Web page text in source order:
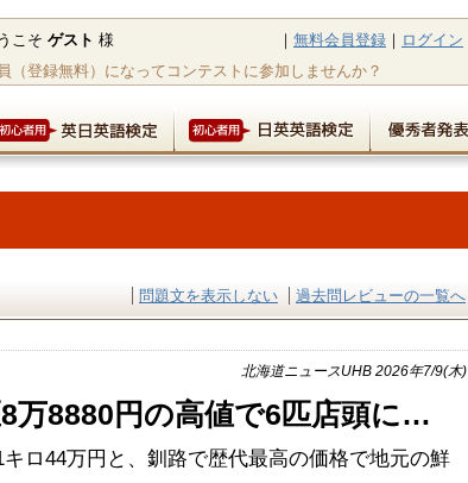
こそ ゲスト 様 ｜ 無料会員登録 ｜ ログイン
（登録無料）になってコンテストに参加しませんか？
問題文を表示しない 過去問レビューの一覧へ
北海道ニュースUHB 2026年7/9(木)
万8880円の高値で6匹店頭に…
ロ44万円と、釧路で歴代最高の価格で地元の鮮